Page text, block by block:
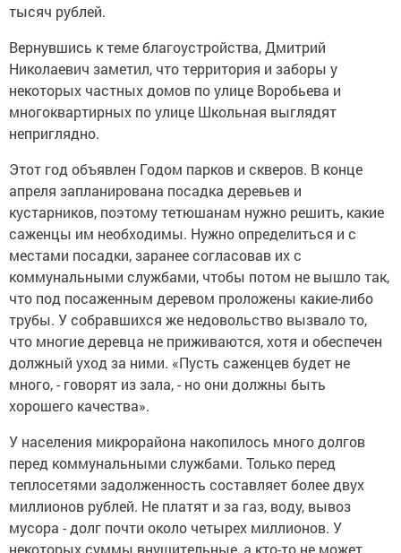
тысяч рублей.
Вернувшись к теме благоустройства, Дмитрий
Николаевич заметил, что территория и заборы у
некоторых частных домов по улице Воробьева и
многоквартирных по улице Школьная выглядят
неприглядно.
Этот год объявлен Годом парков и скверов. В конце
апреля запланирована посадка деревьев и
кустарников, поэтому тетюшанам нужно решить, какие
саженцы им необходимы. Нужно определиться и с
местами посадки, заранее согласовав их с
коммунальными службами, чтобы потом не вышло так,
что под посаженным деревом проложены какие-либо
трубы. У собравшихся же недовольство вызвало то,
что многие деревца не приживаются, хотя и обеспечен
должный уход за ними. «Пусть саженцев будет не
много, - говорят из зала, - но они должны быть
хорошего качества».
У населения микрорайона накопилось много долгов
перед коммунальными службами. Только перед
теплосетями задолженность составляет более двух
миллионов рублей. Не платят и за газ, воду, вывоз
мусора - долг почти около четырех миллионов. У
некоторых суммы внушительные, а кто-то не может